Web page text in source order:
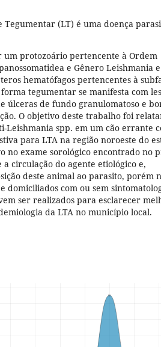
Tegumentar (LT) é uma doença
um protozoário pertencente à Ordem
e Gênero Leishmania
hematófagos pertencentes à
tegumentar se manifesta com
úlceras de fundo granulomatoso e
O objetivo deste trabalho foi
Leishmania spp. em um cão errante
para LTA na região noroeste do
no exame sorológico encontrado no
circulação do agente etiológico e,
deste animal ao parasito, porém
domiciliados com ou sem
ser realizados para esclarecer
da LTA no município local.